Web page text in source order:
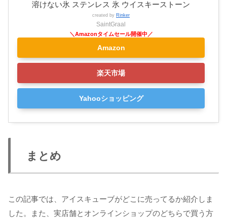
溶けない氷 ステンレス 氷 ウイスキーストーン
created by Rinker
SaintGraal
Amazon
楽天市場
Yahooショッピング
まとめ
この記事では、アイスキューブがどこに売ってるか紹介しま
した。また、実店舗とオンラインショップのどちらで買う方